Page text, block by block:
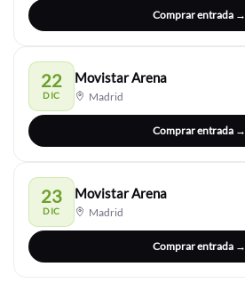
Comprar entrada →
22
DIC
Movistar Arena
Madrid
Comprar entrada →
23
DIC
Movistar Arena
Madrid
Comprar entrada →